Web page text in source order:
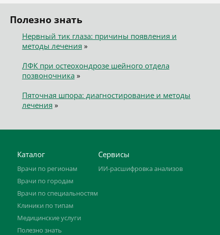
Полезно знать
Нервный тик глаза: причины появления и
методы лечения »
ЛФК при остеохондрозе шейного отдела
позвоночника»
Пяточная шпора: диагностирование и методы
лечения »
Каталог
Врачи по регионам
Врачи по городам
Врачи по специальностям
Клиники по типам
Медицинские услуги
Полезно знать
Сервисы
ИИ-расшифровка анализов